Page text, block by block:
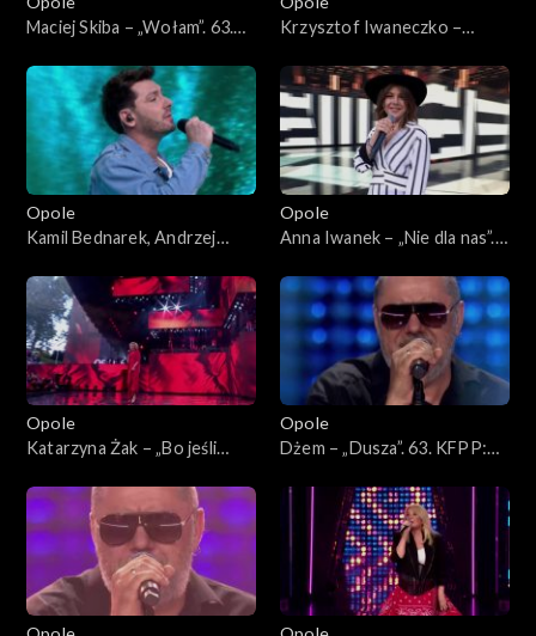
Maciej Skiba – „Wołam”. 63.
Krzysztof Iwaneczko –
Koncert „Premiery”
Opole
Kamil Bednarek, Andrzej
– „Fale”. 63. KFPP: Koncert
„Premiery”
Opole
Anna Iwanek – „Nie dla nas”.
„Premiery”
Opole
Katarzyna Żak – „Bo jeśli
Koncert „Premiery”
Opole
Dżem – „Dusza”. 63. KFPP: